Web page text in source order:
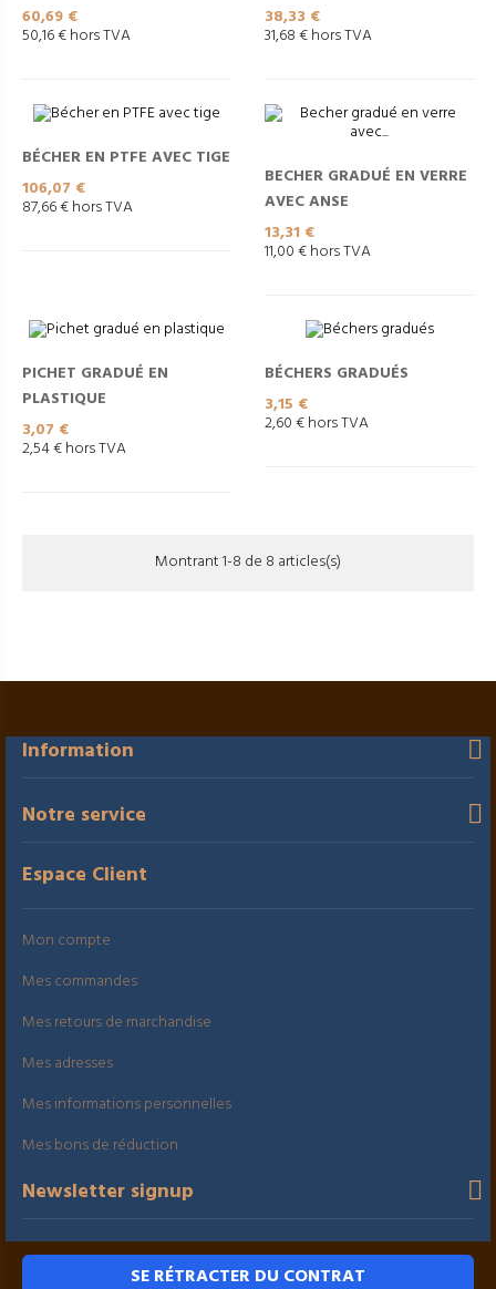
Prix
60,69 €
50,16 € hors TVA
Prix
38,33 €
31,68 € hors TVA
BÉCHER EN PTFE AVEC TIGE
Prix
106,07 €
87,66 € hors TVA
BECHER GRADUÉ EN VERRE
AVEC ANSE
Prix
13,31 €
11,00 € hors TVA
PICHET GRADUÉ EN
PLASTIQUE
Prix
3,07 €
2,54 € hors TVA
BÉCHERS GRADUÉS
Prix
3,15 €
2,60 € hors TVA
Montrant 1-8 de 8 articles(s)
Information
Notre service
Espace Client
Mon compte
Mes commandes
Mes retours de marchandise
Mes adresses
Mes informations personnelles
Mes bons de réduction
Newsletter signup
SE RÉTRACTER DU CONTRAT